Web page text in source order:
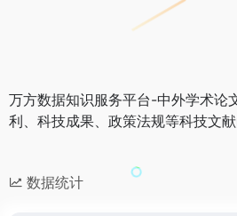
万方数据知识服务平台-中外学术论
利、科技成果、政策法规等科技文献
数据统计